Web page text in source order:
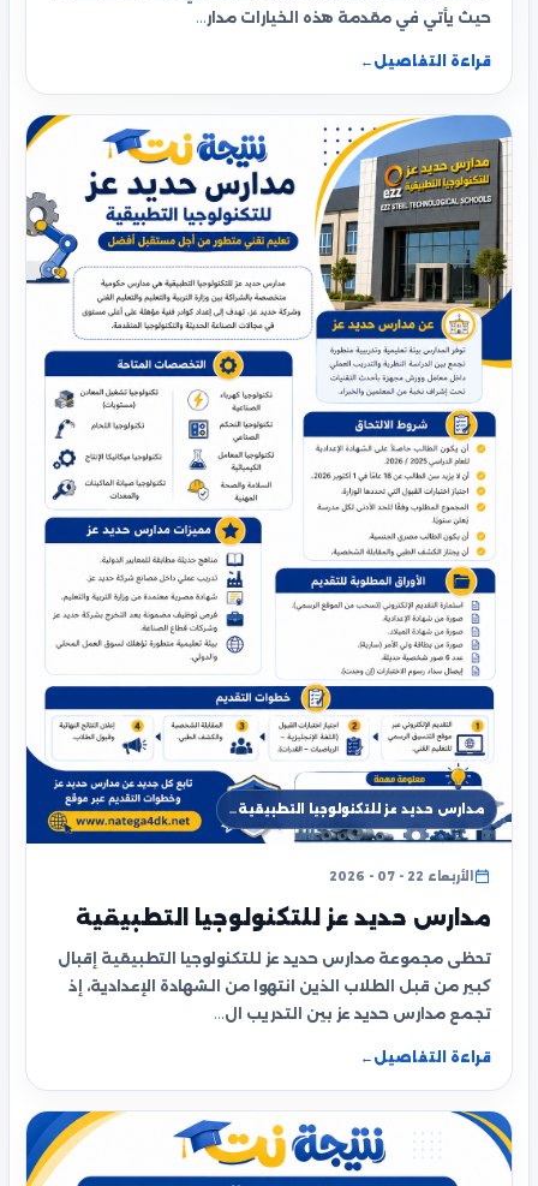
حيث يأتي في مقدمة هذه الخيارات مدار…
قراءة التفاصيل ←
مدارس حديد عز للتكنولوجيا التطبيقية…
الأربعاء 22 - 07 - 2026
مدارس حديد عز للتكنولوجيا التطبيقية
تحظى مجموعة مدارس حديد عز للتكنولوجيا التطبيقية إقبال
كبير من قبل الطلاب الذين انتهوا من الشهادة الإعدادية، إذ
تجمع مدارس حديد عز بين التدريب ال…
قراءة التفاصيل ←